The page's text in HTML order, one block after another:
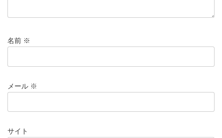
名前 ※
メール ※
サイト